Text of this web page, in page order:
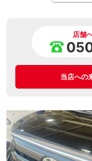
店舗
当店への